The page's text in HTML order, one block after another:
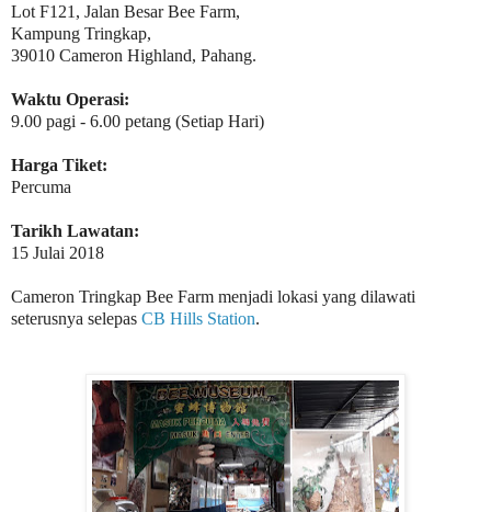
Lot F121, Jalan Besar Bee Farm,
Kampung Tringkap,
39010 Cameron Highland, Pahang.
Waktu Operasi:
9.00 pagi - 6.00 petang (Setiap Hari)
Harga Tiket:
Percuma
Tarikh Lawatan:
15 Julai 2018
Cameron Tringkap Bee Farm menjadi lokasi yang dilawati
seterusnya selepas CB Hills Station.